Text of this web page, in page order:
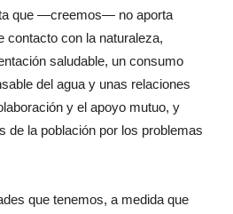
que —creemos— no aporta
contacto con la naturaleza,
saludable, un consumo
del agua y unas relaciones
y el apoyo mutuo, y
de la población por los problemas
que tenemos, a medida que